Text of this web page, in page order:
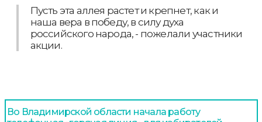
Пусть эта аллея растет и крепнет, как и
наша вера в победу, в силу духа
российского народа, - пожелали участники
акции.
Во Владимирской области начала работу